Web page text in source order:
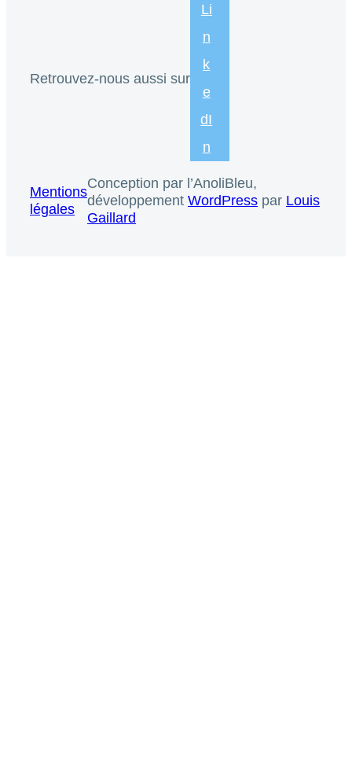
Retrouvez-nous aussi sur
Li
n
k
e
dI
n
Mentions
légales
Conception par l’AnoliBleu,
développement WordPress par Louis
Gaillard